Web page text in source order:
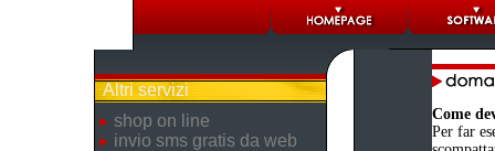
Altri servizi
shop on line
invio sms gratis da web
Come
Per far